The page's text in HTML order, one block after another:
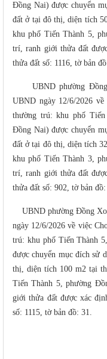
Đồng Nai) được chuyển
đất ở tại đô thị, diện tích
khu phố Tiến Thành 5,
trí, ranh giới thửa đất
thửa đất số: 1116, tờ bản
UBND phường Đồng
UBND ngày 12/6/2026
thường trú: khu phố
Đồng Nai) được chuyển
đất ở tại đô thị, diện tích
khu phố Tiến Thành 3,
trí, ranh giới thửa đất
thửa đất số: 902, tờ bản đồ:
UBND phường Đồng
ngày 12/6/2026 về việc
trú: khu phố Tiến Thành
được chuyển mục đích sử
thị, diện tích 100 m2 tại
Tiến Thành 5, phường
giới thửa đất được xác
số: 1115, tờ bản đồ: 31.